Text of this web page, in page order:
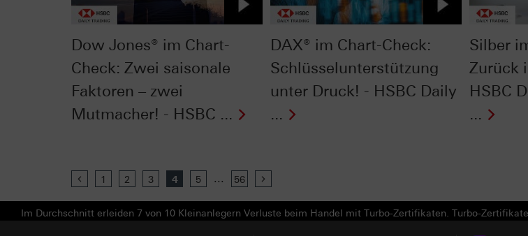
Dow Jones® im Chart-
Check: Zwei saisonale
Faktoren – zwei
Mutmacher! - HSBC ...
DAX® im Chart-Check:
Schlüsselunterstützung
unter Druck! - HSBC Daily
...
Silber
Zurück
HSBC
...
Previous
1 2 3 4 5 ... 56
Im Durchschnitt erleiden 7 von 10 Kleinanlegern Verluste beim Handel mit Turbo-Zertifikaten. Turbo-